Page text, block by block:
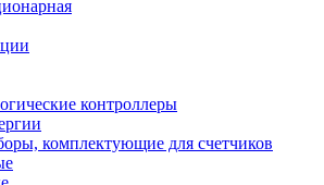
контроллеры
комплектующие для счетчиков